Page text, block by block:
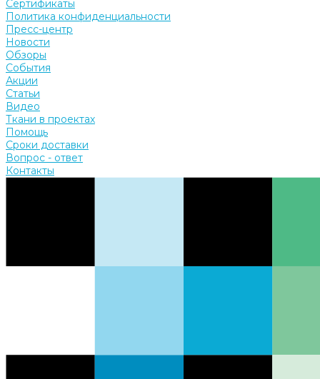
Сертификаты
Политика конфиденциальности
Пресс-центр
Новости
Обзоры
События
Акции
Статьи
Видео
Ткани в проектах
Помощь
Сроки доставки
Вопрос - ответ
Контакты